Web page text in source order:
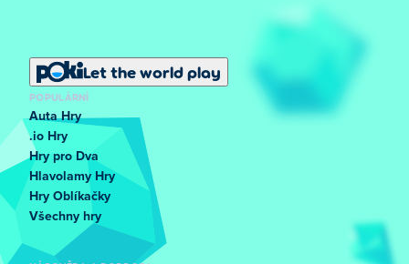
Let the world play
POPULÁRNÍ
Auta Hry
.io Hry
Hry pro Dva
Hlavolamy Hry
Hry Oblíkačky
Všechny hry